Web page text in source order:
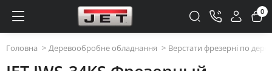
0
Головна Деревообробне обладнання Верстати фрезерні по